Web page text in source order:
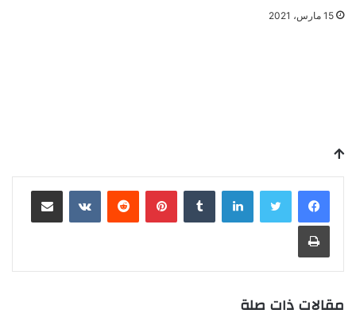
15 مارس، 2021
لينكدإن بينتيريست مشاركة عبر البريد
طباعة
مقالات ذات صلة